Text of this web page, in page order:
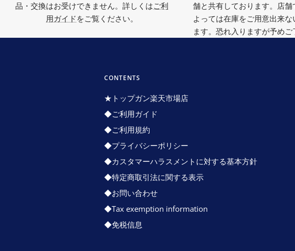
品・交換はお受けできません。詳しくはご利
用ガイド をご覧ください。
舗と共有しております。店舗
よっては在庫をご用意出来
ます。恐れ入りますが予めご
CONTENTS
★トップガン楽天市場店
◆ご利用ガイド
◆ご利用規約
◆プライバシーポリシー
◆カスタマーハラスメントに対する基本方針
◆特定商取引法に関する表示
◆お問い合わせ
◆Tax exemption information
◆免税信息